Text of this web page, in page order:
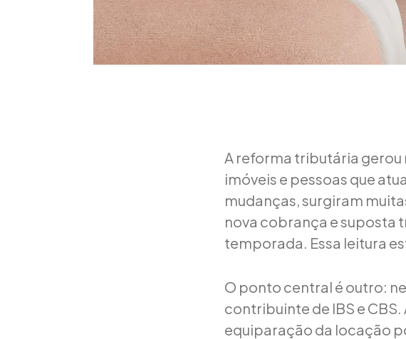
A reforma tributária
imóveis e pessoas que
mudanças, surgiram
nova cobrança e suposta
temporada. Essa leitura
O ponto central é outro:
contribuinte de IBS e
equiparação da locação